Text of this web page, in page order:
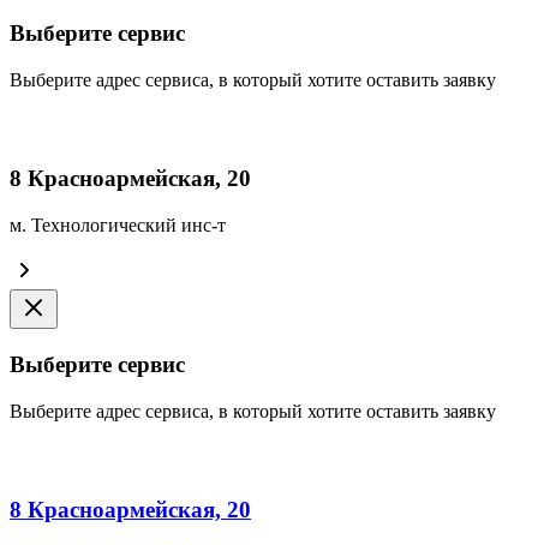
Выберите сервис
Выберите адрес сервиса, в который хотите оставить заявку
8 Красноармейская, 20
м. Технологический инс-т
Выберите сервис
Выберите адрес сервиса, в который хотите оставить заявку
8 Красноармейская, 20